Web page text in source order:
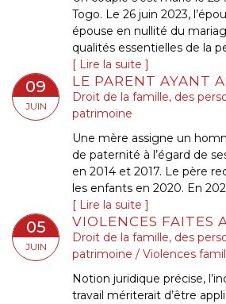
Togo. Le 26 juin 2023,
épouse en nullité du
qualités essentielles de la
Lire la suite
09
JUIN
Droit de la famille, des
patrimoine
Une mère assigne un
de paternité à l’égard de
en 2014 et 2017. Le père
les enfants en 2020. En
Lire la suite
05
JUIN
Droit de la famille, des
patrimoine / Violences
Notion juridique précise,
travail mériterait d’être